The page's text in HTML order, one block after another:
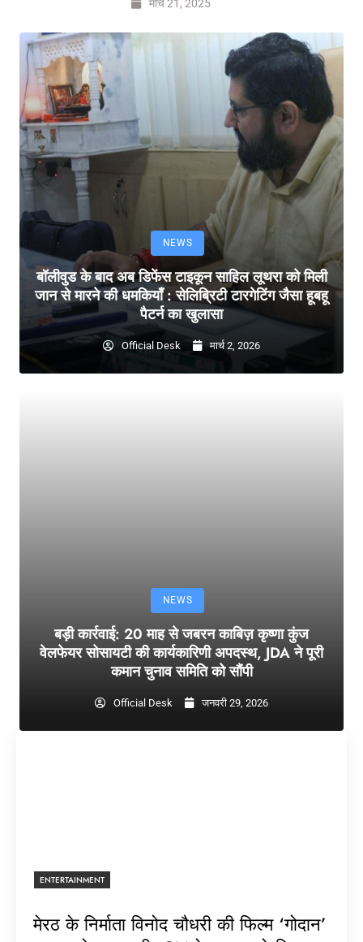
मार्च 21, 2025
NEWS
बॉलीवुड के बाद अब डिफेंस टाइकून साहिल लूथरा को मिली
जान से मारने की धमकियाँ : सेलिब्रिटी टारगेटिंग जैसा हूबहू
पैटर्न का खुलासा
Official Desk मार्च 2, 2026
NEWS
बड़ी कार्रवाई: 20 माह से जबरन काबिज़ कृष्णा कुंज
वेलफेयर सोसायटी की कार्यकारिणी अपदस्थ, JDA ने पूरी
कमान चुनाव समिति को सौंपी
Official Desk जनवरी 29, 2026
ENTERTAINMENT
मेरठ के निर्माता विनोद चौधरी की फिल्म ‘गोदान’